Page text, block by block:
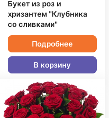
Букет из роз и
хризантем "Клубника
со сливками"
Подробнее
В корзину